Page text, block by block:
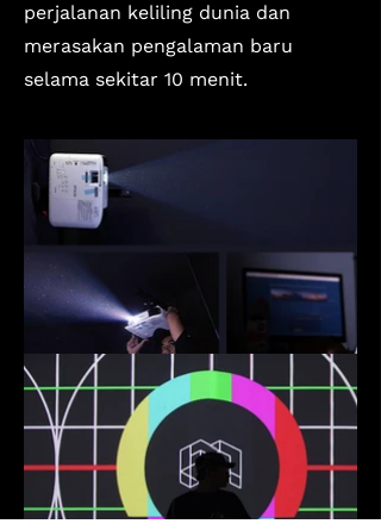
perjalanan keliling dunia dan
merasakan pengalaman baru
selama sekitar 10 menit.